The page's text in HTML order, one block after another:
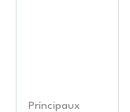
Principaux